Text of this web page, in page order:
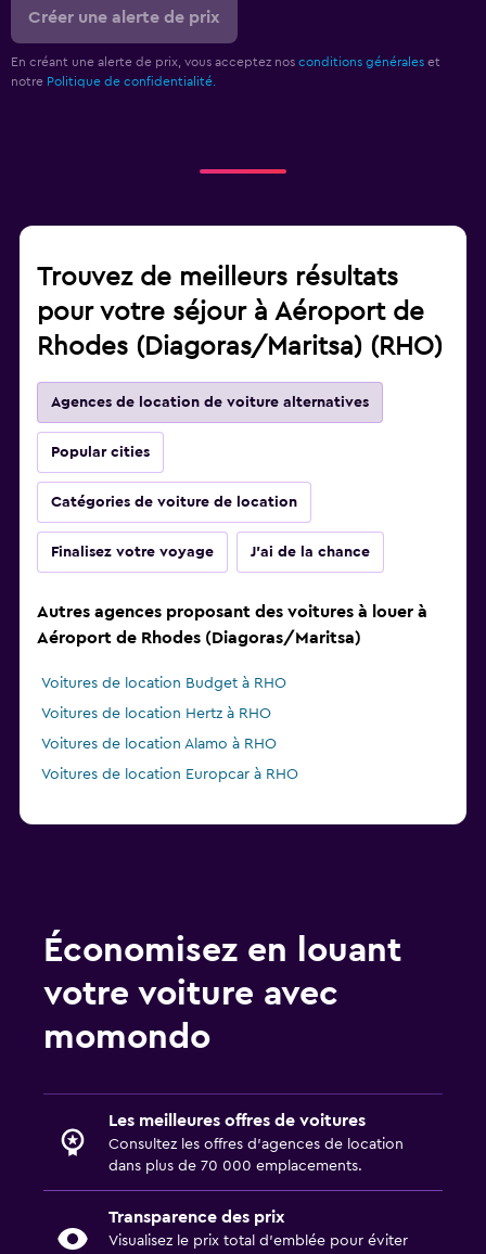
Créer une alerte de prix
En créant une alerte de prix, vous acceptez nos conditions générales et
notre Politique de confidentialité.
Trouvez de meilleurs résultats
pour votre séjour à Aéroport de
Rhodes (Diagoras/Maritsa) (RHO)
Agences de location de voiture alternatives
Popular cities
Catégories de voiture de location
Finalisez votre voyage J'ai de la chance
Autres agences proposant des voitures à louer à
Aéroport de Rhodes (Diagoras/Maritsa)
Voitures de location Budget à RHO
Voitures de location Hertz à RHO
Voitures de location Alamo à RHO
Voitures de location Europcar à RHO
Économisez en louant
votre voiture avec
momondo
Les meilleures offres de voitures
Consultez les offres d’agences de location
dans plus de 70 000 emplacements.
Transparence des prix
Visualisez le prix total d’emblée pour éviter